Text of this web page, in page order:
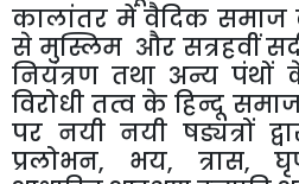
कालांतर में वैदिक समाज
से मुस्लिम और सत्रहवीं
नियंत्रण तथा अन्य पंथों
विरोधी तत्व के हिन्दू
पर नयी नयी षड्यंत्रों
प्रलोभन, भय, त्रास,